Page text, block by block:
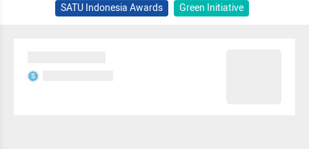
SATU Indonesia Awards
Green Initiative
S